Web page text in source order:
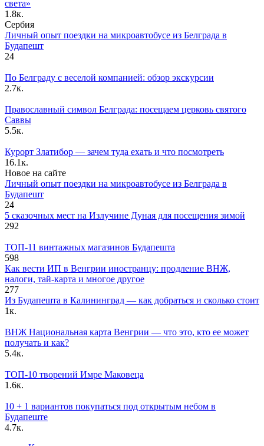
света»
1.8к.
Сербия
Личный опыт поездки на микроавтобусе из Белграда в
Будапешт
24
По Белграду с веселой компанией: обзор экскурсии
2.7к.
Православный символ Белграда: посещаем церковь святого
Саввы
5.5к.
Курорт Златибор — зачем туда ехать и что посмотреть
16.1к.
Новое на сайте
Личный опыт поездки на микроавтобусе из Белграда в
Будапешт
24
5 сказочных мест на Излучине Дуная для посещения зимой
292
ТОП-11 винтажных магазинов Будапешта
598
Как вести ИП в Венгрии иностранцу: продление ВНЖ,
налоги, тай-карта и многое другое
277
Из Будапешта в Калининград — как добраться и сколько стоит
1к.
ВНЖ Национальная карта Венгрии — что это, кто ее может
получать и как?
5.4к.
ТОП-10 творений Имре Маковеца
1.6к.
10 + 1 вариантов покупаться под открытым небом в
Будапеште
4.7к.